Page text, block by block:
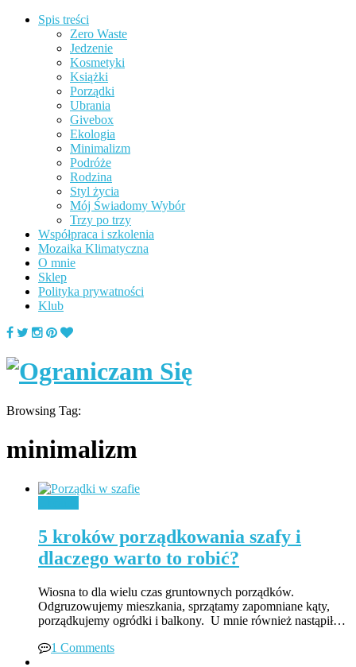
Spis treści
Zero Waste
Jedzenie
Kosmetyki
Książki
Porządki
Ubrania
Givebox
Ekologia
Minimalizm
Podróże
Rodzina
Styl życia
Mój Świadomy Wybór
Trzy po trzy
Współpraca i szkolenia
Mozaika Klimatyczna
O mnie
Sklep
Polityka prywatności
Klub
Browsing Tag:
minimalizm
5 kroków porządkowania szafy i
dlaczego warto to robić?
Wiosna to dla wielu czas gruntownych porządków.
Odgruzowujemy mieszkania, sprzątamy zapomniane kąty,
porządkujemy ogródki i balkony. U mnie również nastąpił…
1 Comments